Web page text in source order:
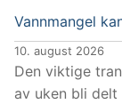
Vannmangel
10. august 2026
Den viktige
av uken bli